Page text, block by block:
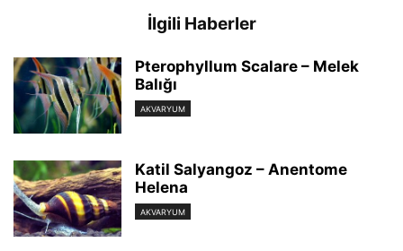
İlgili Haberler
Pterophyllum Scalare – Melek
Balığı
AKVARYUM
Katil Salyangoz – Anentome
Helena
AKVARYUM